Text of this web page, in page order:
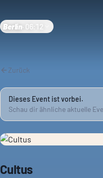
Berlin 06:12
Zurück
Dieses Event ist vorbei.
Schau dir ähnliche aktuelle
Cultus